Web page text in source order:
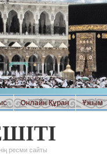
Онлайн Құран Ұжым
ресми сайты